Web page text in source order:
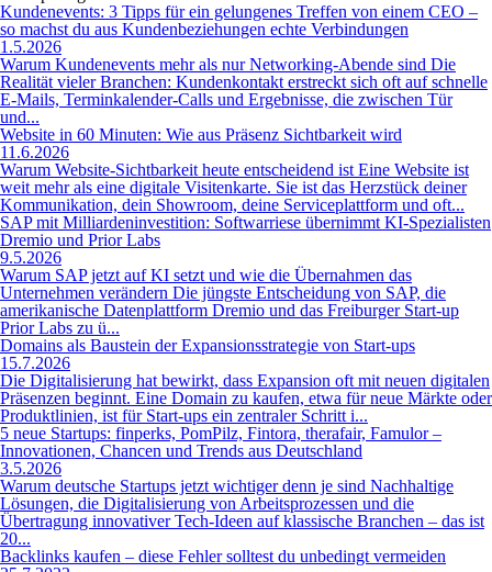
Kundenevents: 3 Tipps für ein gelungenes Treffen von einem CEO –
so machst du aus Kundenbeziehungen echte Verbindungen
1.5.2026
Warum Kundenevents mehr als nur Networking-Abende sind Die
Realität vieler Branchen: Kundenkontakt erstreckt sich oft auf schnelle
E-Mails, Terminkalender-Calls und Ergebnisse, die zwischen Tür
und...
Website in 60 Minuten: Wie aus Präsenz Sichtbarkeit wird
11.6.2026
Warum Website-Sichtbarkeit heute entscheidend ist Eine Website ist
weit mehr als eine digitale Visitenkarte. Sie ist das Herzstück deiner
Kommunikation, dein Showroom, deine Serviceplattform und oft...
SAP mit Milliardeninvestition: Softwarriese übernimmt KI-Spezialisten
Dremio und Prior Labs
9.5.2026
Warum SAP jetzt auf KI setzt und wie die Übernahmen das
Unternehmen verändern Die jüngste Entscheidung von SAP, die
amerikanische Datenplattform Dremio und das Freiburger Start-up
Prior Labs zu ü...
Domains als Baustein der Expansionsstrategie von Start-ups
15.7.2026
Die Digitalisierung hat bewirkt, dass Expansion oft mit neuen digitalen
Präsenzen beginnt. Eine Domain zu kaufen, etwa für neue Märkte oder
Produktlinien, ist für Start-ups ein zentraler Schritt i...
5 neue Startups: finperks, PomPilz, Fintora, therafair, Famulor –
Innovationen, Chancen und Trends aus Deutschland
3.5.2026
Warum deutsche Startups jetzt wichtiger denn je sind Nachhaltige
Lösungen, die Digitalisierung von Arbeitsprozessen und die
Übertragung innovativer Tech-Ideen auf klassische Branchen – das ist
20...
Backlinks kaufen – diese Fehler solltest du unbedingt vermeiden